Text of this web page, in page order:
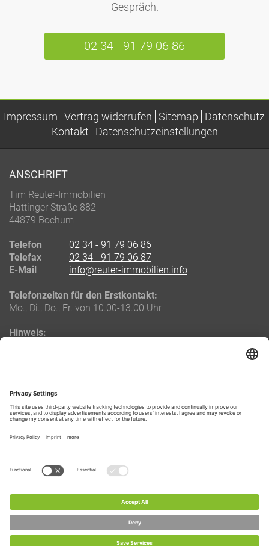
Gespräch.
02 34 - 91 79 06 86
Impressum Vertrag widerrufen Sitemap
Datenschutz
Kontakt
Datenschutzeinstellungen
ANSCHRIFT
Tim Reuter-Immobilien
Hattinger Straße 882
44879 Bochum
Telefon
02 34 - 91 79 06 86
Telefax
02 34 - 91 79 06 87
E-Mail
info@reuter-immobilien.info
Telefonzeiten für den Erstkontakt:
Mo., Di., Do., Fr. von 10.00-13.00 Uhr
Hinweis:
Die oben genannten Telefonzeiten gelten ausschließlich für
LAGE & ROUTENPLANUNG
Routenplanung zu uns
Copyright 2026 bei Tim Reuter-Immobilien - Alle Rechte